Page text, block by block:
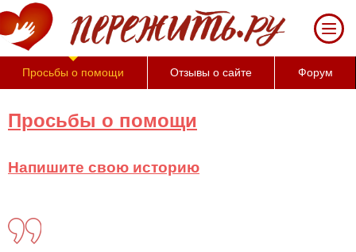
За 50
минут
Вы
можете
оценить
своего
состояния
психологические
Просьбы о помощи Отзывы о сайте Форум
Просьбы о помощи
Напишите свою историю